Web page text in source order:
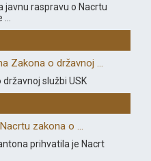
javnu raspravu o Nacrtu
Zakona o državnoj ...
službi USK
zakona o ...
prihvatila je Nacrt